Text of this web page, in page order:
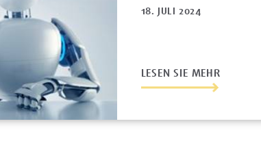
18. JULI 2024
LESEN SIE MEHR